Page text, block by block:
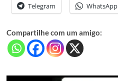
Telegram WhatsApp
Compartilhe com um amigo: